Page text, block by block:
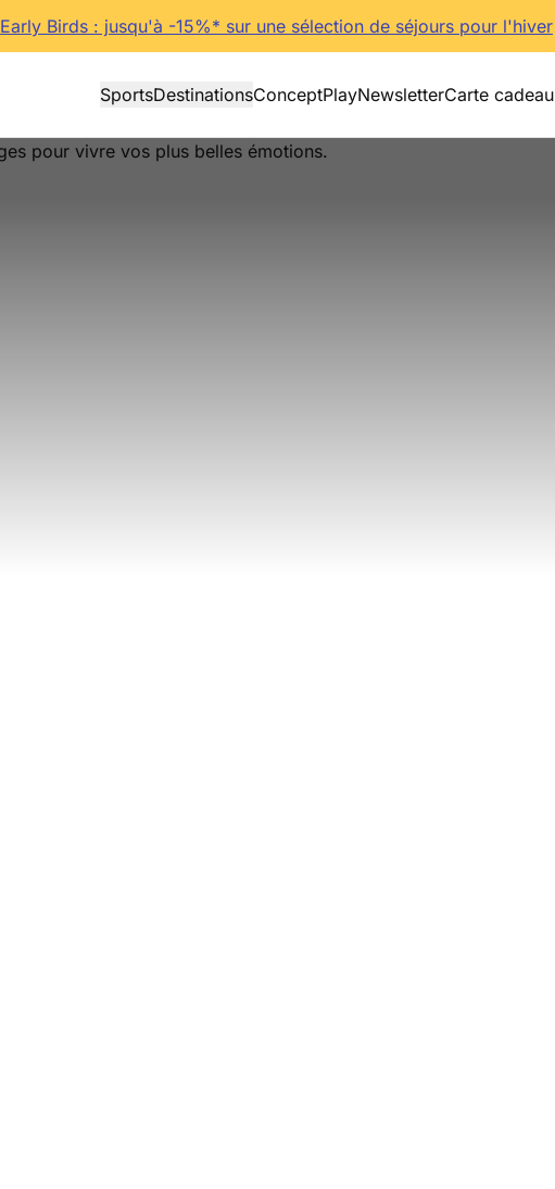
Early Birds : jusqu'à -15%* sur une sélection de séjours pour l'hiver
SportsDestinationsConceptPlayNewsletterCarte cadeau